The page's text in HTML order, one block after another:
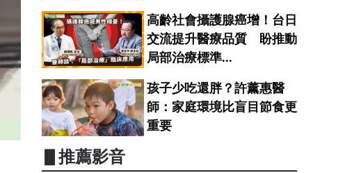
高齡社會攝護腺癌增！台日
交流提升醫療品質 盼推動
局部治療標準...
孩子少吃還胖？許薰惠醫
師：家庭環境比盲目節食更
重要
▋推薦影音